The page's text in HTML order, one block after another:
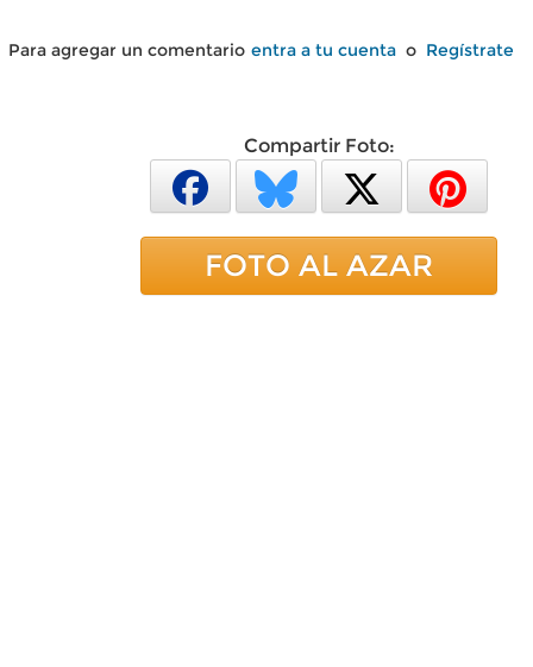
Para agregar un comentario entra a tu cuenta o Regístrate
Compartir Foto:
FOTO AL AZAR